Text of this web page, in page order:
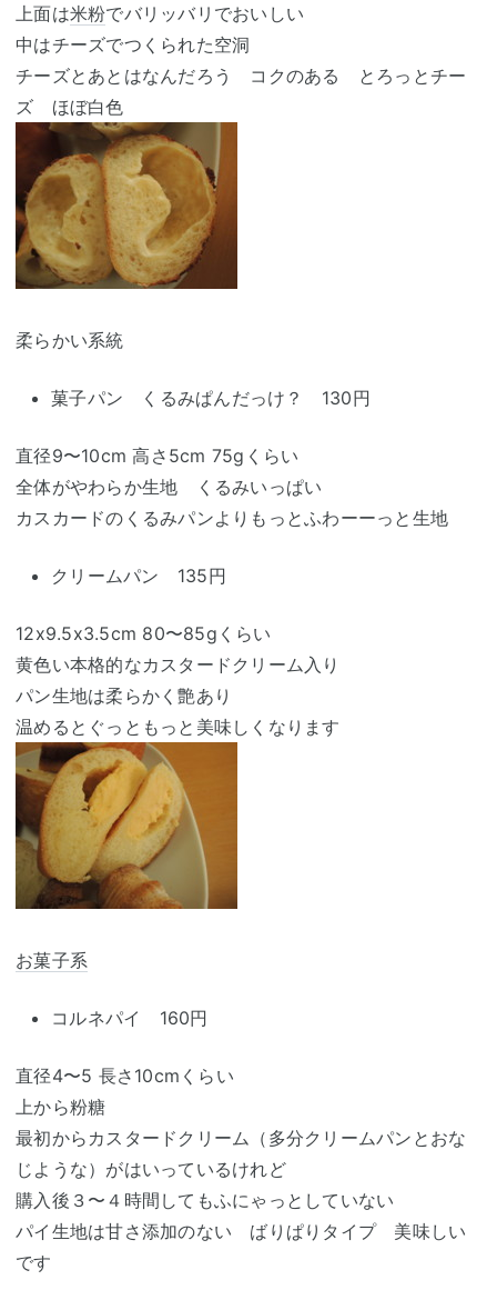
上面は米粉でバリッバリでおいしい
中はチーズでつくられた空洞
チーズとあとはなんだろう コクのある とろっとチー
ズ ほぼ白色
柔らかい系統
菓子パン くるみぱんだっけ？ 130円
直径9〜10cm 高さ5cm 75gくらい
全体がやわらか生地 くるみいっぱい
カスカードのくるみパンよりもっとふわーーっと生地
クリームパン 135円
12x9.5x3.5cm 80〜85gくらい
黄色い本格的なカスタードクリーム入り
パン生地は柔らかく艶あり
温めるとぐっともっと美味しくなります
お菓子系
コルネパイ 160円
直径4〜5 長さ10cmくらい
上から粉糖
最初からカスタードクリーム（多分クリームパンとおな
じような）がはいっているけれど
購入後３〜４時間してもふにゃっとしていない
パイ生地は甘さ添加のない ばりぱりタイプ 美味しい
です